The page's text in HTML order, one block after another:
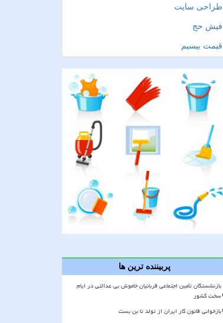
طراحی سایت
فیش حج
قیمت بیسیم
پربیننده ترین ها
بازنشستگان تأمین اجتماعی قربانیان خاموش بی عدالتی در ایام
سخت کشور
بازخوانی قانون کار ایران از تولد تا بن بست